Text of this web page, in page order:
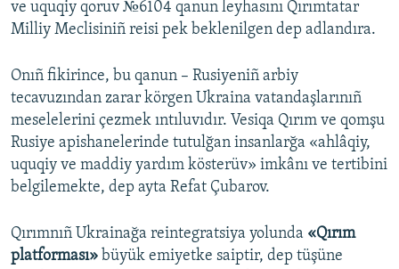
ve uquqiy qoruv №6104 qanun leyhasını Qırımtatar
Milliy Meclisiniñ reisi pek beklenilgen dep adlandıra.
Onıñ fikirince, bu qanun – Rusiyeniñ arbiy
tecavuzından zarar körgen Ukraina vatandaşlarınıñ
meselelerini çezmek ıntıluvıdır. Vesiqa Qırım ve qomşu
Rusiye apishanelerinde tutulğan insanlarğa «ahlâqiy,
uquqiy ve maddiy yardım kösterüv» imkânı ve tertibini
belgilemekte, dep ayta Refat Çubarov.
Qırımnıñ Ukrainağa reintegratsiya yolunda «Qırım
platforması» büyük emiyetke saiptir, dep tüşüne